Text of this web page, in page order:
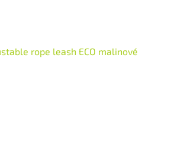
rope leash ECO malinové